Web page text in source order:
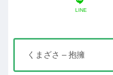
LINE
くまざさ – 抱擁